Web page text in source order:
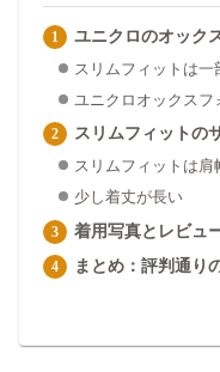
ユニクロのオック
スリムフィットは
ユニクロオックス
スリムフィットの
スリムフィットは肩
少し着丈が長い
着用写真とレビュ
まとめ：評判通り